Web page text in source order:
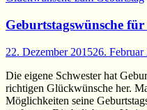
Geburtstagswünsche für
22. Dezember 201526. Februar
Die eigene Schwester hat
richtigen Glückwünsche her.
Möglichkeiten seine